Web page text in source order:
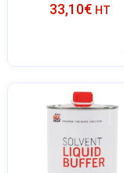
33,10€ HT